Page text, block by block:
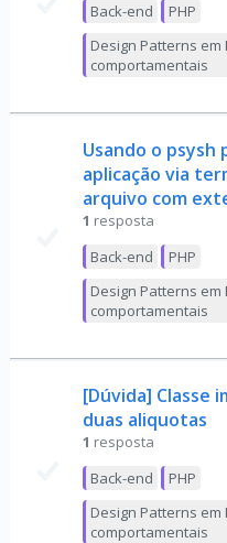
Back-end
PHP
Design Patterns em
comportamentais
Usando o psysh
aplicação via
arquivo com
1 resposta
Back-end
PHP
Design Patterns em
comportamentais
[Dúvida] Classe
duas aliquotas
1 resposta
Back-end
PHP
Design Patterns em
comportamentais